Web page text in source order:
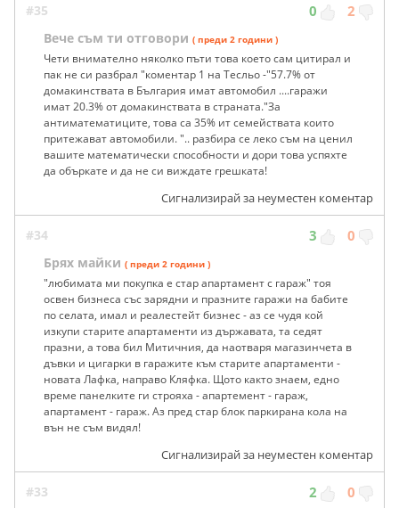
#35 0 2
Вече съм ти отговори ( преди 2 години )
Чети внимателно няколко пъти това което сам цитирал и
пак не си разбрал "коментар 1 на Тесльо -"57.7% от
домакинствата в България имат автомобил ....гаражи
имат 20.3% от домакинствата в страната."За
антиматематиците, това са 35% ит семействата които
притежават автомобили. ".. разбира се леко съм на ценил
вашите математически способности и дори това успяхте
да объркате и да не си виждате грешката!
Сигнализирай за неуместен коментар
#34 3 0
Брях майки ( преди 2 години )
"любимата ми покупка е стар апартамент с гараж" тоя
освен бизнеса със зарядни и празните гаражи на бабите
по селата, имал и реалестейт бизнес - аз се чудя кой
изкупи старите апартаменти из държавата, та седят
празни, а това бил Митичния, да наотваря магазинчета в
дъвки и цигарки в гаражите към старите апартаменти -
новата Лафка, направо Кляфка. Щото както знаем, едно
време панелките ги строяха - апартемент - гараж,
апартамент - гараж. Аз пред стар блок паркирана кола на
вън не съм видял!
Сигнализирай за неуместен коментар
#33 2 0